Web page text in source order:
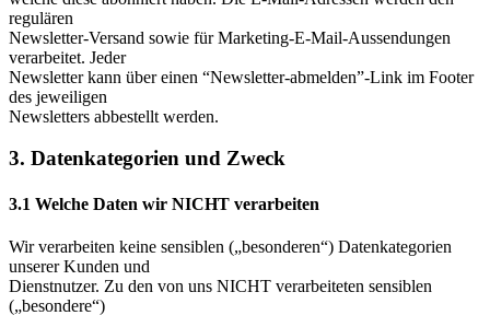
regulären
Newsletter-Versand sowie für Marketing-E-Mail-Aussendungen
verarbeitet. Jeder
Newsletter kann über einen “Newsletter-abmelden”-Link im Footer
des jeweiligen
Newsletters abbestellt werden.
3. Datenkategorien und Zweck
3.1 Welche Daten wir NICHT verarbeiten
Wir verarbeiten keine sensiblen („besonderen“) Datenkategorien
unserer Kunden und
Dienstnutzer. Zu den von uns NICHT verarbeiteten sensiblen
(„besondere“)